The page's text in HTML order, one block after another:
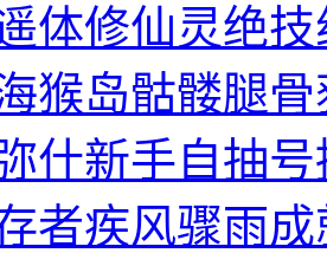
体修仙灵绝
猴岛骷髅腿骨
什新手自抽
者疾风骤雨